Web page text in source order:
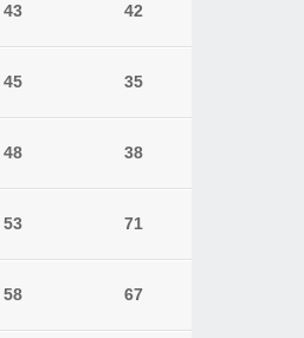
43 42
45 35
48 38
53 71
58 67